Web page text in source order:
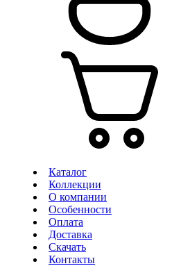
Каталог
Коллекции
О компании
Особенности
Оплата
Доставка
Скачать
Контакты